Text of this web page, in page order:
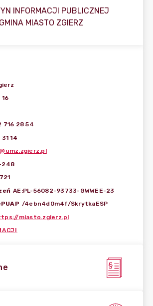
INFORMACJI PUBLICZNEJ
GMINA MIASTO ZGIERZ
16
716 28 54
14
248
AE:PL-56082-93733-GWWEE-23
/4ebn4d0m4f/SkrytkaESP
miasto.zgierz.pl